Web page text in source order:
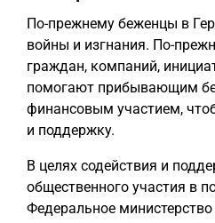
По-прежнему беженцы в
войны и изгнания. По-
граждан, компаний,
помогают прибывающим
финансовым участием,
и поддержку.
В целях содействия и
общественного участия в
Федеральное